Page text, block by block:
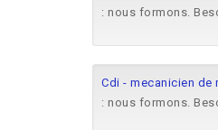
: nous formons.
Cdi - mecanicien
: nous formons.